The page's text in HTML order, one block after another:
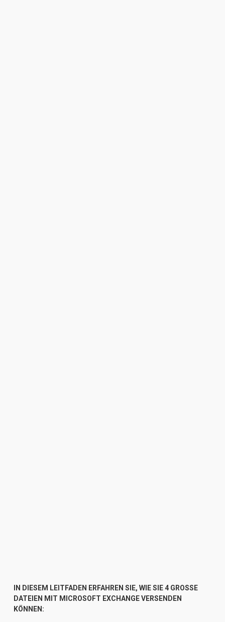
IN DIESEM LEITFADEN ERFAHREN SIE, WIE SIE 4 GROSSE
DATEIEN MIT MICROSOFT EXCHANGE VERSENDEN
KÖNNEN: